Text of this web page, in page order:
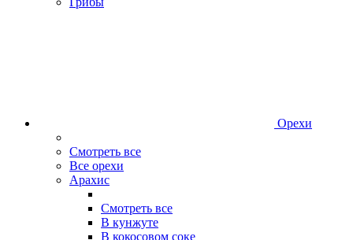
Орехи
Смотреть все
Все орехи
Арахис
Смотреть все
В кунжуте
В кокосовом соке